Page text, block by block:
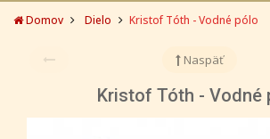
Domov Dielo Kristof Tóth - Vodné pólo
Naspäť
Kristof Tóth - Vodné